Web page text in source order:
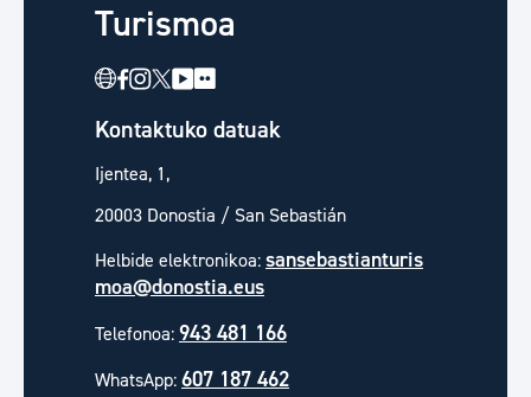
Turismoa
Kontaktuko datuak
Ijentea, 1,
20003 Donostia / San Sebastián
Helbide elektronikoa: sansebastianturis
moa@donostia.eus
Telefonoa: 943 481 166
WhatsApp: 607 187 462